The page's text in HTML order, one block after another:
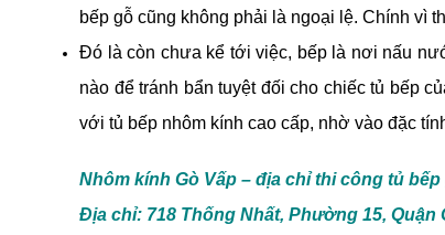
bếp gỗ cũng không phải là ngoại lệ. Chính vì
Đó là còn chưa kể tới việc, bếp là nơi nấu
nào để tránh bẩn tuyệt đối cho chiếc tủ bếp
với tủ bếp nhôm kính cao cấp, nhờ vào đặc
Nhôm kính Gò Vấp – địa chỉ thi công tủ bếp
Địa chỉ: 718 Thống Nhất, Phường 15, Quận